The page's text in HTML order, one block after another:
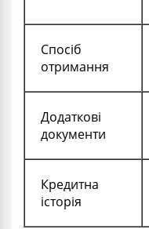
Спосіб
отримання
Додаткові
документи
Кредитна
історія